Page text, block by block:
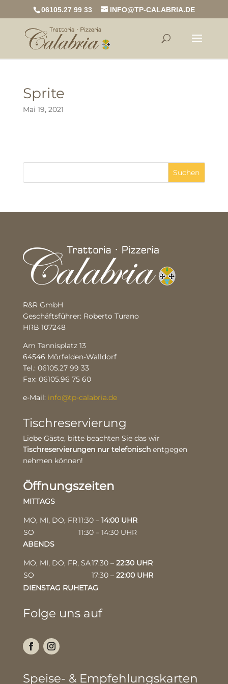
06105.27 99 33 INFO@TP-CALABRIA.DE
Sprite
Mai 19, 2021
R&R GmbH
Geschäftsführer: Roberto Turano
HRB 107248
Am Tennisplatz 13
64546 Mörfelden-Walldorf
Tel.: 06105.27 99 33
Fax: 06105.96 75 60
e-Mail: info@tp-calabria.de
Tischreservierung
Liebe Gäste, bitte beachten Sie das wir
Tischreservierungen nur telefonischentgegen
nehmen können!
Öffnungszeiten
MITTAGS
MO, MI, DO, FR11:30 – 14:00 UHR
SO
11:30 – 14:30 UHR
ABENDS
MO, MI, DO, FR, SA17:30 – 22:30 UHR
SO
17:30 – 22:00 UHR
DIENSTAG RUHETAG
Folge uns auf
Speise- & Empfehlungskarten